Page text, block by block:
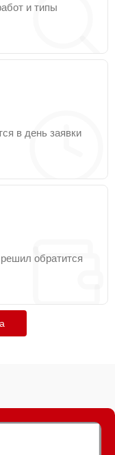
и типы
в день заявки
обратится